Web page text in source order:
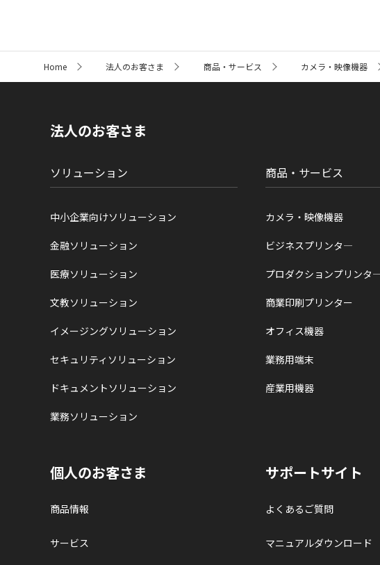
ト
Home 法人のお客さま 商品・サービス カメラ・映像機器
法人のお客さま
ソリューション
中小企業向けソリューション
金融ソリューション
医療ソリューション
文教ソリューション
イメージングソリューション
セキュリティソリューション
ドキュメントソリューション
業務ソリューション
商品・サービス
カメラ・映像機器
ビジネスプリンタ―
プロダクションプリンタ
商業印刷プリンター
オフィス機器
業務用端末
産業用機器
個人のお客さま
商品情報
サービス
サポートサイト
よくあるご質問
マニュアルダウンロード